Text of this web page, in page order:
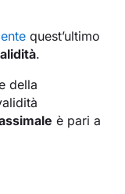
quest’ultimo
.
della
è pari a